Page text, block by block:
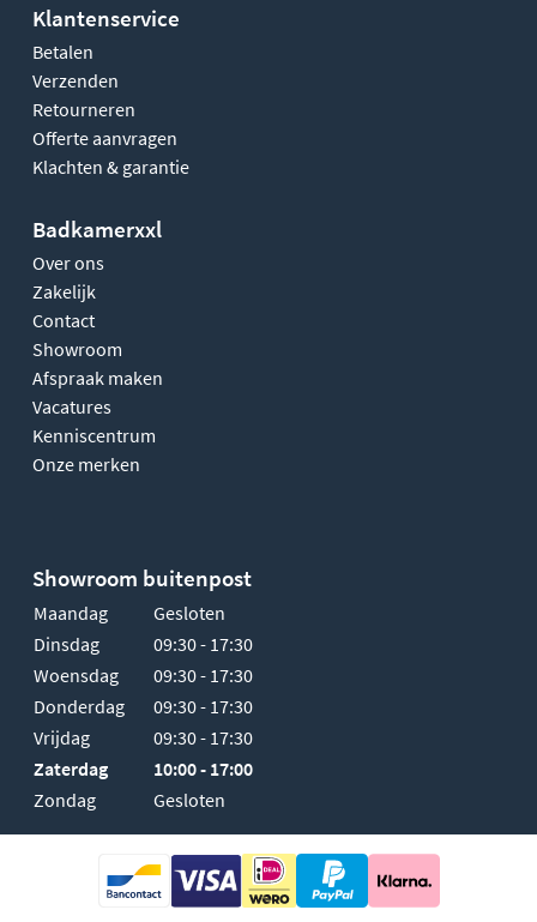
Klantenservice
Betalen
Verzenden
Retourneren
Offerte aanvragen
Klachten & garantie
Badkamerxxl
Over ons
Zakelijk
Contact
Showroom
Afspraak maken
Vacatures
Kenniscentrum
Onze merken
Showroom buitenpost
Maandag
Gesloten
Dinsdag
09:30 - 17:30
Woensdag
09:30 - 17:30
Donderdag
09:30 - 17:30
Vrijdag
09:30 - 17:30
Zaterdag
10:00 - 17:00
Zondag
Gesloten